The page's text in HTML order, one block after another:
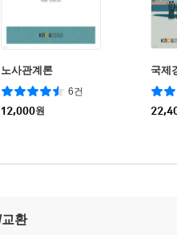
노사관계론
6건
12,000원
국제
환